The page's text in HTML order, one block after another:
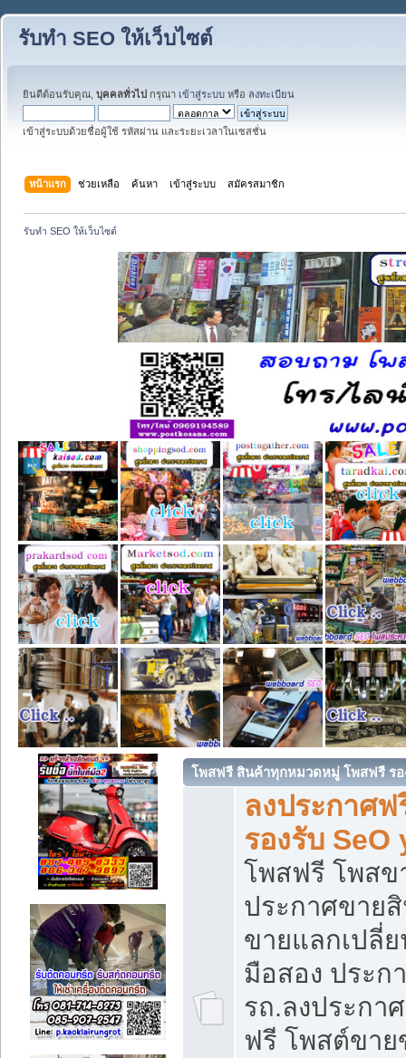
รับทำ SEO ให้เว็บไซต์
ยินดีต้อนรับคุณ, บุคคลทั่วไป กรุณา เข้าสู่ระบบ หรือ ลงทะเบียน
เข้าสู่ระบบด้วยชื่อผู้ใช้ รหัสผ่าน และระยะเวลาในเซสชั่น
หน้าแรก ช่วยเหลือ ค้นหา เข้าสู่ระบบ สมัครสมาชิก
รับทำ SEO ให้เว็บไซต์
โพสฟรี สินค้าทุกหมวดหมู่ โพสฟรี รอ
ลงประกาศ
รองรับ
โพสฟรี โพสข
ประกาศขาย
ขายแลกเปลี่
มือสอง ประก
รถ.ลงประกา
ฟรี โพสต์ขา